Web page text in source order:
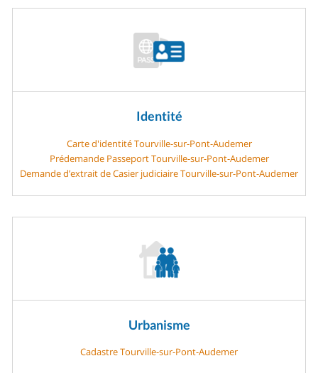
Identité
Carte d'identité Tourville-sur-Pont-Audemer
Prédemande Passeport Tourville-sur-Pont-Audemer
Demande d’extrait de Casier judiciaire Tourville-sur-Pont-Audemer
Urbanisme
Cadastre Tourville-sur-Pont-Audemer